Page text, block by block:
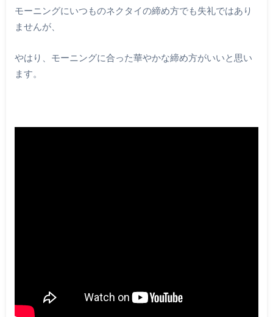
モーニングにいつものネクタイの締め方でも失礼ではあり
ませんが、
やはり、モーニングに合った華やかな締め方がいいと思い
ます。